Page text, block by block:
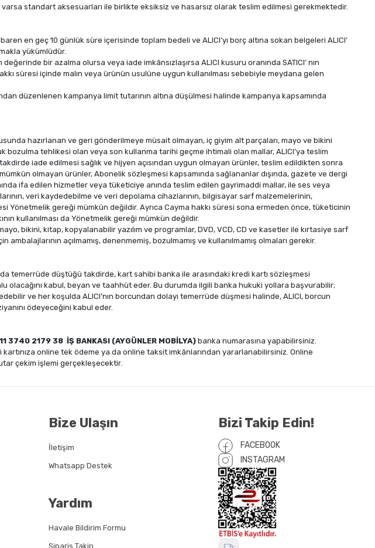
standart aksesuarları ile birlikte eksiksiz ve hasarsız olarak teslim edilmesi gerekmektedir.
en geç 10 günlük süre içerisinde toplam bedeli ve ALICI’yı borç altına sokan belgeleri ALICI’
yükümlüdür.
bir azalma olursa veya iade imkânsızlaşırsa ALICI kusuru oranında SATICI’ nın
süresi içinde malın veya ürünün usulüne uygun kullanılması sebebiyle meydana gelen
düzenlenen kampanya limit tutarının altına düşülmesi halinde kampanya kapsamında
hazırlanan ve geri gönderilmeye müsait olmayan, iç giyim alt parçaları, mayo ve bikini
bozulma tehlikesi olan veya son kullanma tarihi geçme ihtimali olan mallar, ALICI’ya teslim
takdirde iade edilmesi sağlık ve hijyen açısından uygun olmayan ürünler, teslim edildikten sonra
olmayan ürünler, Abonelik sözleşmesi kapsamında sağlananlar dışında, gazete ve dergi
ifa edilen hizmetler veya tüketiciye anında teslim edilen gayrimaddi mallar, ile ses veya
veri kaydedebilme ve veri depolama cihazlarının, bilgisayar sarf malzemelerinin,
Yönetmelik gereği mümkün değildir. Ayrıca Cayma hakkı süresi sona ermeden önce, tüketicinin
kullanılması da Yönetmelik gereği mümkün değildir.
bikini, kitap, kopyalanabilir yazılım ve programlar, DVD, VCD, CD ve kasetler ile kırtasiye sarf
açılmamış, denenmemiş, bozulmamış ve kullanılmamış olmaları gerekir.
temerrüde düştüğü takdirde, kart sahibi banka ile arasındaki kredi kartı sözleşmesi
olacağını kabul, beyan ve taahhüt eder. Bu durumda ilgili banka hukuki yollara başvurabilir;
ve her koşulda ALICI’nın borcundan dolayı temerrüde düşmesi halinde, ALICI, borcun
ödeyeceğini kabul eder.
3740 2179 38 İŞ BANKASI (AYGÜNLER MOBİLYA)banka numarasına yapabilirsiniz.
online tek ödeme ya da online taksit imkânlarından yararlanabilirsiniz. Online
çekim işlemi gerçekleşecektir.
Bize Ulaşın
İletişim
Whatsapp Destek
Yardım
Havale Bildirim Formu
Sipariş Takip
Bizi Takip Edin!
FACEBOOK
INSTAGRAM